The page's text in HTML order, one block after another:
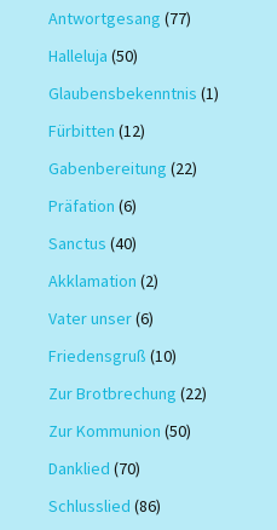
Antwortgesang (77)
Halleluja (50)
Glaubensbekenntnis (1)
Fürbitten (12)
Gabenbereitung (22)
Präfation (6)
Sanctus (40)
Akklamation (2)
Vater unser(6)
Friedensgruß (10)
Zur Brotbrechung (22)
Zur Kommunion (50)
Danklied (70)
Schlusslied (86)